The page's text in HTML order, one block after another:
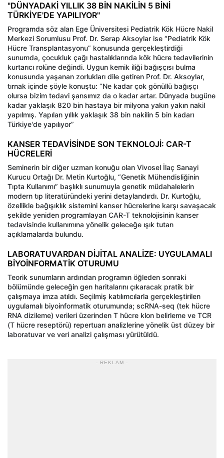
"DÜNYADAKİ YILLIK 38 BİN NAKİLİN 5 BİNİ
TÜRKİYE'DE YAPILIYOR"
Programda söz alan Ege Üniversitesi Pediatrik Kök Hücre Nakil
Merkezi Sorumlusu Prof. Dr. Serap Aksoylar ise “Pediatrik Kök
Hücre Transplantasyonu” konusunda gerçekleştirdiği
sunumda, çocukluk çağı hastalıklarında kök hücre tedavilerinin
kurtarıcı rolüne değindi. Uygun kemik iliği bağışçısı bulma
konusunda yaşanan zorlukları dile getiren Prof. Dr. Aksoylar,
tırnak içinde şöyle konuştu: “Ne kadar çok gönüllü bağışçı
olursa bizim tedavi şansımız da o kadar artar. Dünyada bugüne
kadar yaklaşık 820 bin hastaya bir milyona yakın yakın nakil
yapılmış. Yapılan yıllık yaklaşık 38 bin nakilin 5 bin kadarı
Türkiye'de yapılıyor”
KANSER TEDAVİSİNDE SON TEKNOLOJİ: CAR-T
HÜCRELERİ
Seminerin bir diğer uzman konuğu olan Vivosel İlaç Sanayi
Kurucu Ortağı Dr. Metin Kurtoğlu, “Genetik Mühendisliğinin
Tıpta Kullanımı” başlıklı sunumuyla genetik müdahalelerin
modern tıp literatüründeki yerini detaylandırdı. Dr. Kurtoğlu,
özellikle bağışıklık sistemini kanser hücrelerine karşı savaşacak
şekilde yeniden programlayan CAR-T teknolojisinin kanser
tedavisinde kullanımına yönelik geleceğe ışık tutan
açıklamalarda bulundu.
LABORATUVARDAN DİJİTAL ANALİZE: UYGULAMALI
BİYOİNFORMATİK OTURUMU
Teorik sunumların ardından programın öğleden sonraki
bölümünde geleceğin gen haritalarını çıkaracak pratik bir
çalışmaya imza atıldı. Seçilmiş katılımcılarla gerçekleştirilen
uygulamalı biyoinformatik oturumunda; scRNA-seq (tek hücre
RNA dizileme) verileri üzerinden T hücre klon belirleme ve TCR
(T hücre reseptörü) repertuarı analizlerine yönelik üst düzey bir
laboratuvar ve veri analizi çalışması yürütüldü.
- REKLAM -